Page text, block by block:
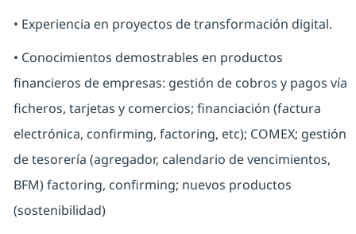
• Experiencia en proyectos de transformación digital.
• Conocimientos demostrables en productos
financieros de empresas: gestión de cobros y pagos vía
ficheros, tarjetas y comercios; financiación (factura
electrónica, confirming, factoring, etc); COMEX; gestión
de tesorería (agregador, calendario de vencimientos,
BFM) factoring, confirming; nuevos productos
(sostenibilidad)